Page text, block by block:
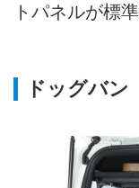
トパネルが標
ドッグバン